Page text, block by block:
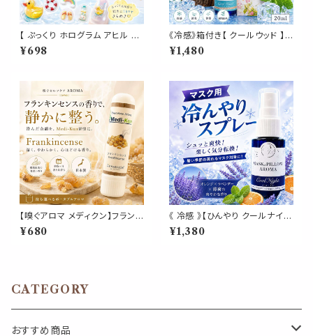
【 ぷっくり ホログラム アヒル ネ
イルシール 】3D ダック 夏 プー
ル 浮き輪 レインボー フラワー
¥698
《冷感》箱付き【 クールウッド 】マ
スク & ピロー アロマ 20ml｜
ヒノキ ヒバ 天然薄荷 夏 ひんや
静菌 携帯用 ギフト プレゼント
¥1,480
【嗅ぐアロマ メディクン】フランキ
ンセンス（乳香）｜天然 精油 樹
脂 香り 浄化 お香 ポータブルア
¥680
《 冷感 》【ひんやり クールナイ
ト】ラベンダー オレンジ 天然薄
荷 マスクスプレー ピロースプレ
¥1,380
CATEGORY
おすすめ商品